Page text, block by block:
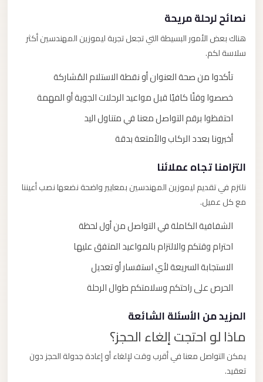
نصائح لرحلة مريحة
هناك بعض الأمور البسيطة التي تجعل تجربة ليموزين المهندسين أكثر
سلاسة لكم.
تأكدوا من صحة العنوان أو نقطة الاستلام المُشاركة
خصصوا وقتًا كافيًا قبل مواعيد الرحلات الجوية أو المهمة
احتفظوا برقم التواصل معنا في متناول اليد
أخبرونا بعدد الركاب والأمتعة بدقة
التزامنا تجاه عملائنا
نلتزم في تقديم ليموزين المهندسين بمعايير واضحة نضعها نصب أعيننا
مع كل عميل.
الشفافية الكاملة في التواصل من أول لحظة
احترام وقتكم والالتزام بالمواعيد المتفق عليها
الاستجابة السريعة لأي استفسار أو تعديل
الحرص على راحتكم وسلامتكم طوال الرحلة
المزيد من الأسئلة الشائعة
ماذا لو احتجت إلغاء الحجز؟
يمكن التواصل معنا في أقرب وقت لإلغاء أو إعادة جدولة الحجز دون
تعقيد.